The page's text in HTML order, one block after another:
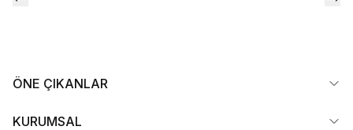
ÖNE ÇIKANLAR
KURUMSAL